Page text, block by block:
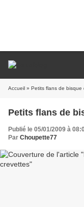
Accueil » Petits flans de bisque
Petits flans de
Publié le 05/01/2009 à
Par Choupette77